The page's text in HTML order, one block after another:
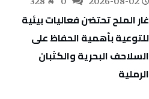
غار الملح تحتضن فعاليات بيئية
للتوعية بأهمية الحفاظ على
السلاحف البحرية والكثبان
الرملية